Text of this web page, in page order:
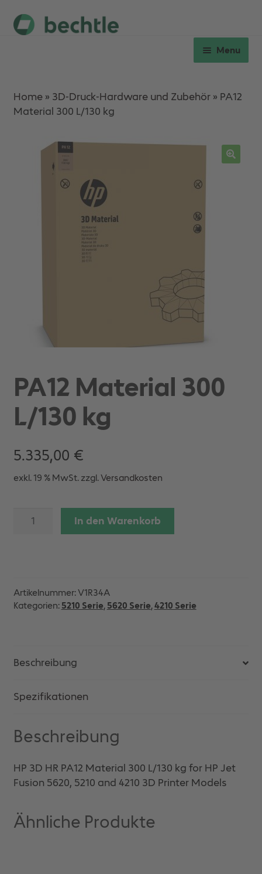
Skip
Skip
Menu
menu
Verbrauchsmaterial
menu
Ersatzteile & Service
Home» 3D-Druck-Hardware und Zubehör» PA12
Material 300 L/130 kg
PA12 Material 300
L/130 kg
5.335,00 €
exkl. 19 % MwSt. zzgl.Versandkosten
PA12
Menge
In den Warenkorb
Artikelnummer:V1R34A
Kategorien: 5210 Serie, 5620 Serie,4210 Serie
Beschreibung
Spezifikationen
Beschreibung
HP 3D HR PA12 Material 300 L/130 kg for HP Jet
Fusion 5620, 5210 and 4210 3D Printer Models
Ähnliche Produkte